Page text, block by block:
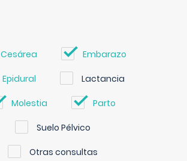
Cesárea Embarazo
Epidural Lactancia
Molestia Parto
Suelo Pélvico
Otras consultas